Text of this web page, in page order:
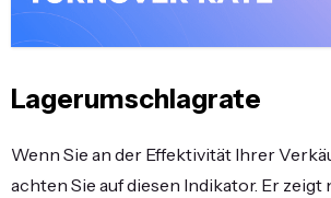
Lagerumschlagrate
Wenn Sie an der Effektivität Ihrer
achten Sie auf diesen Indikator. Er zeigt